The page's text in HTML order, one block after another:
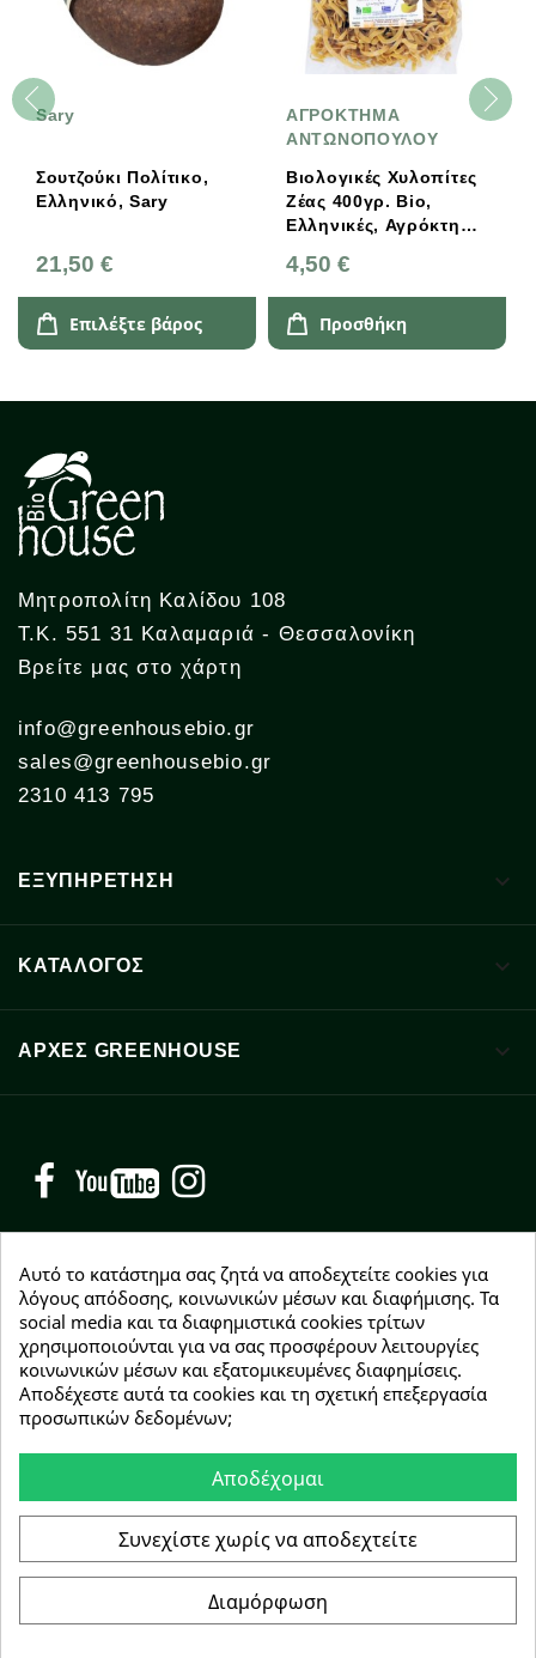
Sary
Σουτζούκι Πολίτικο,
Ελληνικό, Sary
21,50 €
Επιλέξτε βάρος
ΑΓΡΟΚΤΗΜΑ
ΑΝΤΩΝΟΠΟΥΛΟΥ
Βιολογικές Χυλοπίτες
Ζέας 400γρ. Bio,
Ελληνικές, Αγρόκτημα
4,50 €
Προσθήκη
Μητροπολίτη Καλίδου 108
Τ.Κ. 551 31 Καλαμαριά - Θεσσαλονίκη
Βρείτε μας στο χάρτη
info@greenhousebio.gr
sales@greenhousebio.gr
2310 413 795
ΕΞΥΠΗΡΕΤΗΣΗ 
ΚΑΤΑΛΟΓΟΣ 
ΑΡΧΈΣ GREENHOUSE 
Facebook YouTube
NEWSLETTER
Εγγραφείτε δωρεάν και θα είστε οι πρώτοι που θα
λάβετε τα νέα μας γύρω από προσφορές, εκπτώσεις
και νέα προϊόντα.
Συμφωνώ με τουςόρους χρήσης
Copyright © 2026 Greenhousebio
Αυτό το κατάστημα σας ζητά να αποδεχτείτε cookies για
λόγους απόδοσης, κοινωνικών μέσων και διαφήμισης. Τα
social media και τα διαφημιστικά cookies τρίτων
χρησιμοποιούνται για να σας προσφέρουν λειτουργίες
κοινωνικών μέσων και εξατομικευμένες διαφημίσεις.
Αποδέχεστε αυτά τα cookies και τη σχετική επεξεργασία
προσωπικών δεδομένων;
Αποδέχομαι
Συνεχίστε χωρίς να αποδεχτείτε
Διαμόρφωση